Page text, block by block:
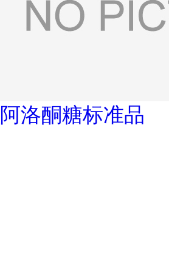
阿洛酮糖标准品